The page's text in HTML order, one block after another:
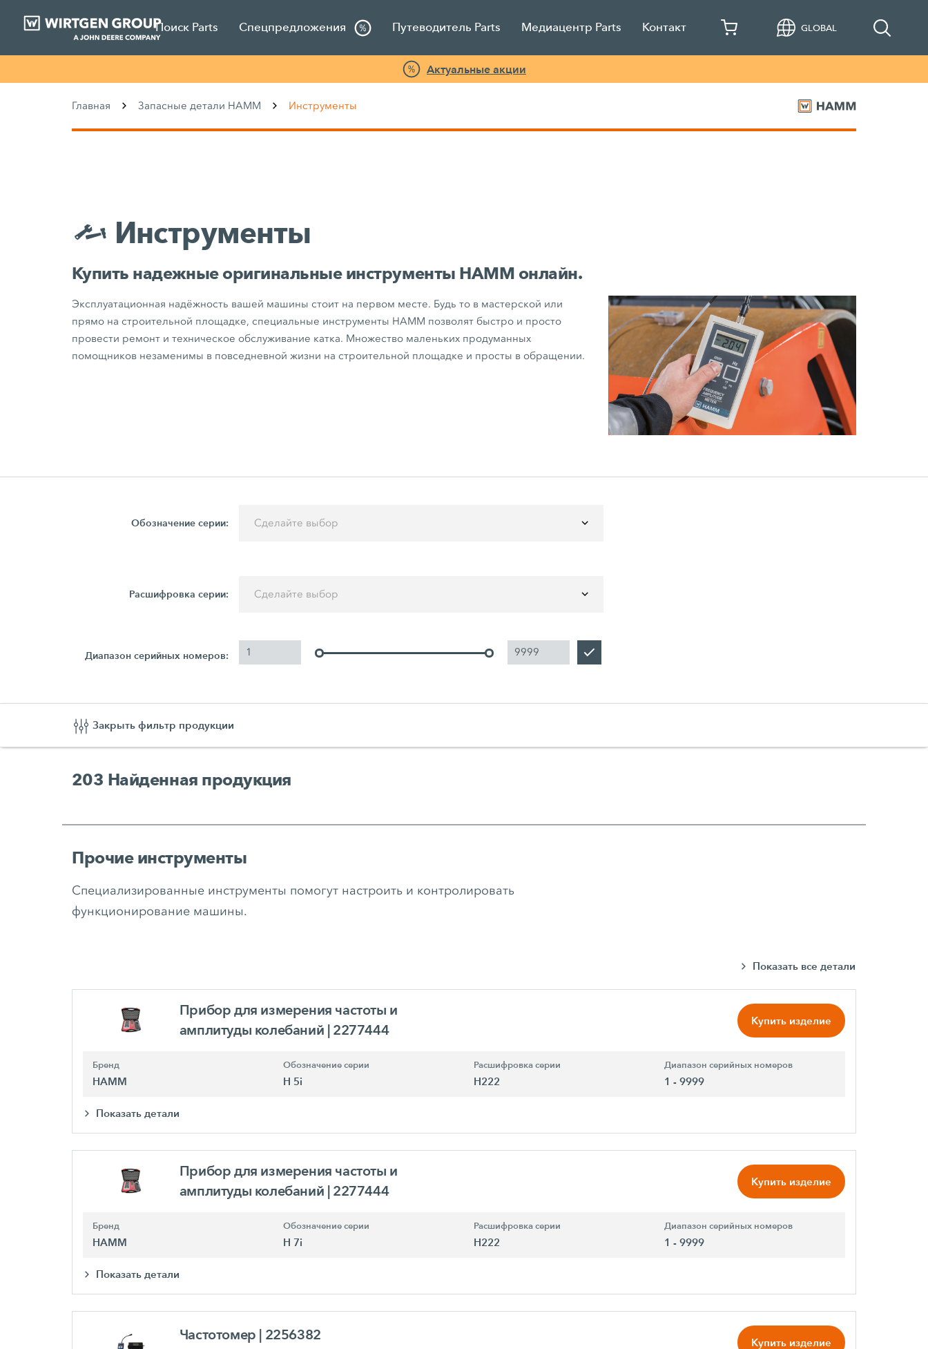
Поиск Parts Спецпредложения Путеводитель Parts Медиацентр Parts Контакт GLOBAL
Актуальные акции
Главная Запасные детали HAMM Инструменты
Инструменты
Купить надежные оригинальные инструменты HAMM онлайн.
Эксплуатационная надёжность вашей машины стоит на первом месте. Будь то в мастерской или
прямо на строительной площадке, специальные инструменты HAMM позволят быстро и просто
провести ремонт и техническое обслуживание катка. Множество маленьких продуманных
помощников незаменимы в повседневной жизни на строительной площадке и просты в обращении.
Обозначение серии: Сделайте выбор
Расшифровка серии: Сделайте выбор
Диапазон серийных номеров:
Закрыть фильтр продукции
203 Найденная продукция
Прочие инструменты
Специализированные инструменты помогут настроить и контролировать
функционирование машины.
Показать все детали
Прибор для измерения частоты и
амплитуды колебаний | 2277444
Купить изделие
Бренд
HAMM
Обозначение серии
H 5i
Расшифровка серии
H222
Диапазон серийных номеров
1 - 9999
Показать детали
Прибор для измерения частоты и
амплитуды колебаний | 2277444
Купить изделие
Бренд
HAMM
Обозначение серии
H 7i
Расшифровка серии
H222
Диапазон серийных номеров
1 - 9999
Показать детали
Частотомер | 2256382 Купить изделие